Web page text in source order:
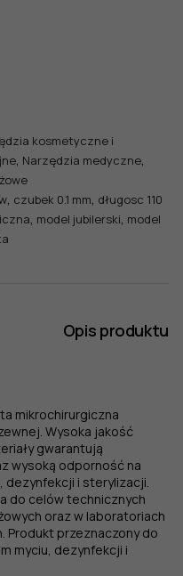
kosmetyczne i
, Narzędzia medyczne,
, czubek 0.1 mm, długosc 110
, model jubilerski, model
Opis produktu
mikrochirurgiczna
Wysoka jakość
gwarantują
wysoką odporność na
dezynfekcji i sterylizacji.
do celów technicznych
oraz w laboratoriach
Produkt przeznaczony do
myciu, dezynfekcji i